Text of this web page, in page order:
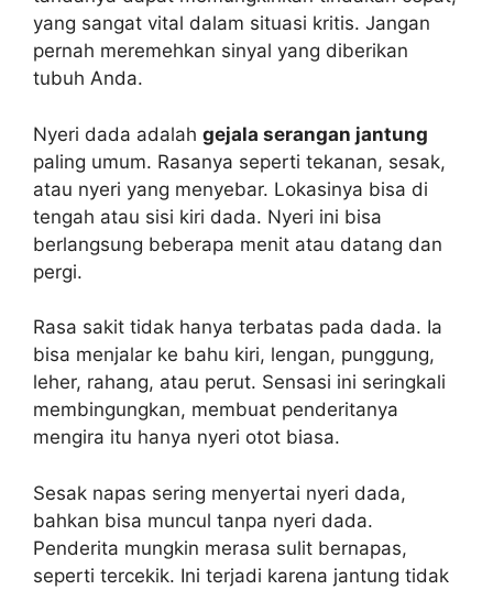
yang sangat vital dalam situasi kritis. Jangan
pernah meremehkan sinyal yang diberikan
tubuh Anda.
Nyeri dada adalah gejala serangan jantung
paling umum. Rasanya seperti tekanan, sesak,
atau nyeri yang menyebar. Lokasinya bisa di
tengah atau sisi kiri dada. Nyeri ini bisa
berlangsung beberapa menit atau datang dan
pergi.
Rasa sakit tidak hanya terbatas pada dada. Ia
bisa menjalar ke bahu kiri, lengan, punggung,
leher, rahang, atau perut. Sensasi ini seringkali
membingungkan, membuat penderitanya
mengira itu hanya nyeri otot biasa.
Sesak napas sering menyertai nyeri dada,
bahkan bisa muncul tanpa nyeri dada.
Penderita mungkin merasa sulit bernapas,
seperti tercekik. Ini terjadi karena jantung tidak